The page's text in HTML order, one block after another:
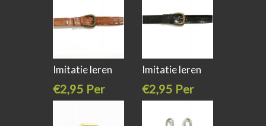
Imitatie leren
€2,95 Per
stuk
Imitatie leren
€2,95 Per
stuk